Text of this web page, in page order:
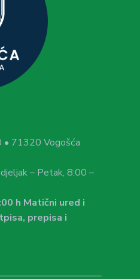
• 71320 Vogošća
– Petak, 8:00 –
h Matični ured i
prepisa i